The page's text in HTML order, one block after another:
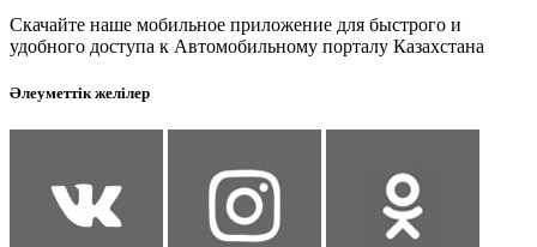
Скачайте наше мобильное приложение для быстрого и
удобного доступа к Автомобильному порталу Казахстана
Әлеуметтік желілер